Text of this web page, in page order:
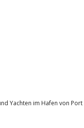
Yachten im Hafen von Port